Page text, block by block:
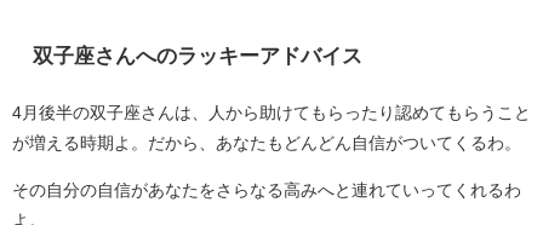
双子座さんへのラッキーアドバイス
4月後半の双子座さんは、人から助けてもらったり認めてもらうこと
が増える時期よ。だから、あなたもどんどん自信がついてくるわ。
その自分の自信があなたをさらなる高みへと連れていってくれるわ
よ。